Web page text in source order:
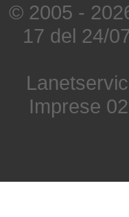
© 2005 -
17 del 24/
Imprese